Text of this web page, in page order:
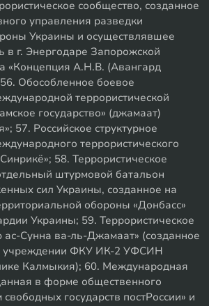
сообщество, созданное
управления разведки
Украины и осуществлявшее
в г. Энергодаре Запорожской
«Концепция А.Н.В. (Авангард
Обособленное боевое
террористической
государство» (джамаат)
57. Российское структурное
террористического
58. Террористическое
штурмовой батальон
сил Украины, созданное на
обороны «Донбасс»
Украины; 59. Террористическое
ас-Сунна ва-ль-Джамаат» (созданное
учреждении ФКУ ИК-2 УФСИН
Калмыкия); 60. Международная
в форме общественного
государств постРоссии» и